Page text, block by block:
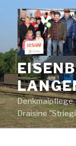
Inhalt
springen
Draisine